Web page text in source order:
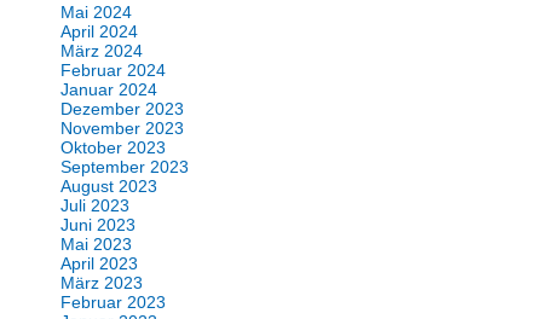
Mai 2024
April 2024
März 2024
Februar 2024
Januar 2024
Dezember 2023
November 2023
Oktober 2023
September 2023
August 2023
Juli 2023
Juni 2023
Mai 2023
April 2023
März 2023
Februar 2023